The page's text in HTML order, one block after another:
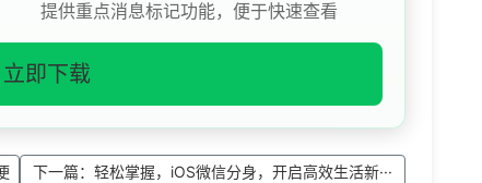
提供重点消息标记功能，便于快速查看
立即下载
下一篇：轻松掌握，iOS微信分身，开启高效生活新···